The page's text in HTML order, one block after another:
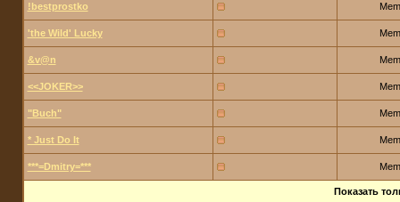
!bestprostko
'the Wild' Lucky
&v@n
<<JOKER>>
"Buch"
* Just Do It
***=Dmitry=***
Показать